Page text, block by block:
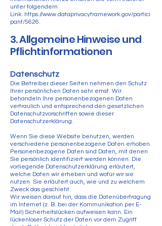
unter folgendem
Link: https://www.dataprivacyframework.gov/partici
pant/5626.
3. Allgemeine Hinweise und
Pflicht­informationen
Datenschutz
Die Betreiber dieser Seiten nehmen den Schutz
Ihrer persönlichen Daten sehr ernst. Wir
behandeln Ihre personenbezogenen Daten
vertraulich und entsprechend den gesetzlichen
Datenschutzvorschriften sowie dieser
Datenschutzerklärung.
Wenn Sie diese Website benutzen, werden
verschiedene personenbezogene Daten erhoben.
Personenbezogene Daten sind Daten, mit denen
Sie persönlich identifiziert werden können. Die
vorliegende Datenschutzerklärung erläutert,
welche Daten wir erheben und wofür wir sie
nutzen. Sie erläutert auch, wie und zu welchem
Zweck das geschieht.
Wir weisen darauf hin, dass die Datenübertragung
im Internet (z. B. bei der Kommunikation per E-
Mail) Sicherheitslücken aufweisen kann. Ein
lückenloser Schutz der Daten vor dem Zugriff